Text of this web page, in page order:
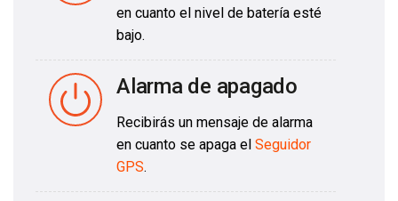
en cuanto el nivel de batería esté
bajo.
Alarma de apagado
Recibirás un mensaje de alarma
en cuanto se apaga el Seguidor
GPS.